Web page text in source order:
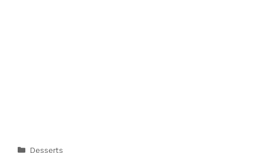
Categories
Desserts